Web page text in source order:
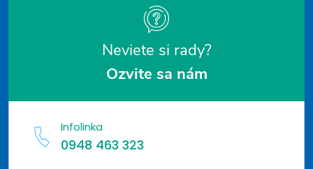
p
Neviete si rady?
Ozvite sa nám
Infolinka
0948 463 323